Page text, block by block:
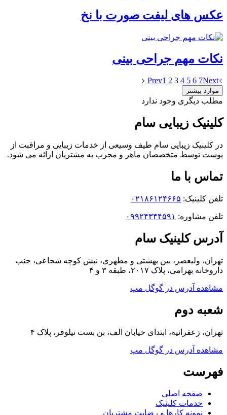
عکس های لیفت صورت با نخ
نکات مهم جراحی بینی
Prev1 2 3 4 5 6 7Next
موارد بیشتر
مطلب دیگری وجود ندارد
کلینیک زیبایی سام
در کلینیک زیبایی سام طیف وسیعی از خدمات زیبایی و مراقبت از
پوست توسط متخصصان ماهر و مجرب به مشتریان ارائه می شود.
تماس با ما
تلفن کلینیک: ۰۲۱۸۶۱۲۴۶۶۵
تلفن مشاوره: ۰۹۹۲۴۳۴۴۵۹۱
آدرس کلینیک سام
تهران، ولیعصر، بین بهشتی و مطهری، نبش کوچه شجاعی، جنب
داروخانه بهرامی، پلاک ۲۰۱۷، طبقه ۳ و ۴
مشاهده آدرس در گوگل مپ
شعبه دوم
تهران، زعفرانیه، ابتدای خیابان الف، بن بست نیلوفر، پلاک ۴
مشاهده آدرس در گوگل مپ
فهرست
صفحه اصلی
خدمات کلینیک
نمونه کارها و رضایت مشتریان